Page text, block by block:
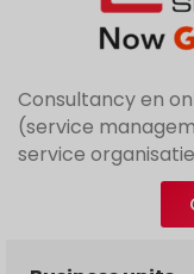
Consultancy en
(service
service